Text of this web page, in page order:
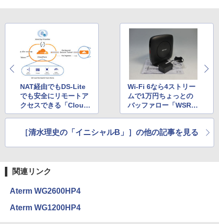
NAT経由でもDS-Lite
でも安全にリモートア
クセスできる「Cloudf
lare Access」 VPN
ラストに！
Wi-Fi 6なら4ストリー
ムで1万円ちょっとの
バッファロー「WSR-3
200AX4S」がお買い
全然つまずかない！
［清水理史の「イニシャルB」］の他の記事を見る
関連リンク
Aterm WG2600HP4
Aterm WG1200HP4